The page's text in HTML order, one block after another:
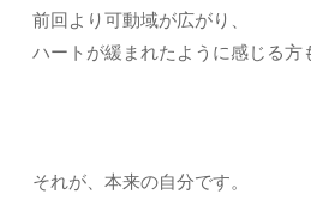
前回より可動域が広がり、
ハートが緩まれたように感じる方
それが、本来の自分です。